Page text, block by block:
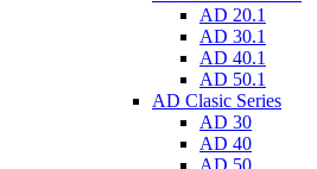
AD 20.1
AD 30.1
AD 40.1
AD 50.1
AD Clasic Series
AD 30
AD 40
AD 50